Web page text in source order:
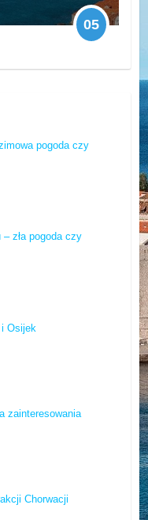
05
pogoda czy
zła pogoda czy
Osijek
zainteresowania
Chorwacji